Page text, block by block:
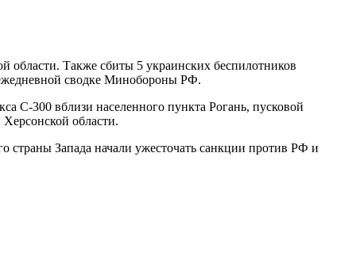
области. Также сбиты 5 украинских беспилотников
сводке Минобороны РФ.
С-300 вблизи населенного пункта Рогань, пусковой
области.
страны Запада начали ужесточать санкции против РФ и